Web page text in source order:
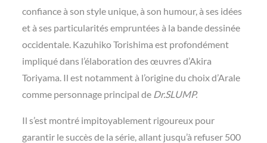
confiance à son style unique, à son humour, à ses idées
et à ses particularités empruntées à la bande dessinée
occidentale. Kazuhiko Torishima est profondément
impliqué dans l’élaboration des œuvres d’Akira
Toriyama. Il est notamment à l’origine du choix d’Arale
comme personnage principal de Dr.SLUMP.
Il s’est montré impitoyablement rigoureux pour
garantir le succès de la série, allant jusqu’à refuser 500